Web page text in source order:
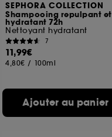
SEPHORA COLLECTION
Shampooing repulpant et
hydratant 72h
Nettoyant hydratant
7
11,99€
4,80€ / 100ml
Ajouter au panier